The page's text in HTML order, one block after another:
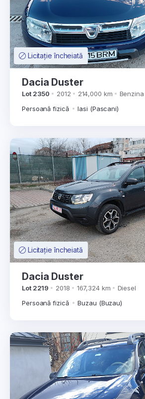
Licitație încheiată
Dacia Duster
Lot 2350 2012 214,000 km
Benzina
Persoană fizică
Iasi (Pascani)
Licitație încheiată
Dacia Duster
Lot 2219 2018 167,324 km
Diesel
Persoană fizică
Buzau (Buzau)